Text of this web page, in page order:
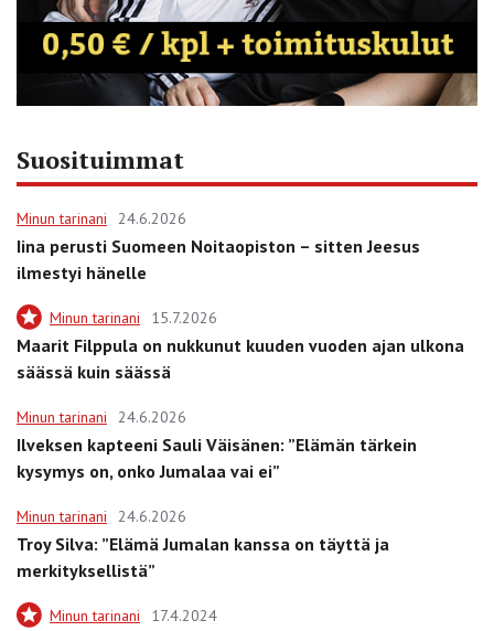
Suosituimmat
Minun tarinani 24.6.2026
Iina perusti Suomeen Noitaopiston – sitten Jeesus
ilmestyi hänelle
Minun tarinani 15.7.2026
Maarit Filppula on nukkunut kuuden vuoden ajan ulkona
säässä kuin säässä
Minun tarinani 24.6.2026
Ilveksen kapteeni Sauli Väisänen: ”Elämän tärkein
kysymys on, onko Jumalaa vai ei”
Minun tarinani 24.6.2026
Troy Silva: ”Elämä Jumalan kanssa on täyttä ja
merkityksellistä”
Minun tarinani 17.4.2024